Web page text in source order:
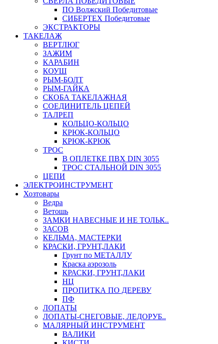
ПО Волжский Победитовые
СИБЕРТЕХ Победитовые
ЭКСТРАКТОРЫ
ТАКЕЛАЖ
ВЕРТЛЮГ
ЗАЖИМ
КАРАБИН
КОУШ
РЫМ-БОЛТ
РЫМ-ГАЙКА
СКОБА ТАКЕЛАЖНАЯ
СОЕДИНИТЕЛЬ ЦЕПЕЙ
ТАЛРЕП
КОЛЬЦО-КОЛЬЦО
КРЮК-КОЛЬЦО
КРЮК-КРЮК
ТРОС
В ОПЛЕТКЕ ПВХ DIN 3055
ТРОС СТАЛЬНОЙ DIN 3055
ЦЕПИ
ЭЛЕКТРОИНСТРУМЕНТ
Хозтовары
Ведра
Ветошь
ЗАМКИ НАВЕСНЫЕ И НЕ ТОЛЬК..
ЗАСОВ
КЕЛЬМА, МАСТЕРКИ
КРАСКИ, ГРУНТ,ЛАКИ
Грунт по МЕТАЛЛУ
Краска аэрозоль
КРАСКИ, ГРУНТ,ЛАКИ
НЦ
ПРОПИТКА ПО ДЕРЕВУ
ПФ
ЛОПАТЫ
ЛОПАТЫ-СНЕГОВЫЕ, ЛЕДОРУБ..
МАЛЯРНЫЙ ИНСТРУМЕНТ
ВАЛИКИ